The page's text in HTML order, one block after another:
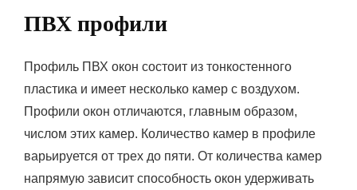
ПВХ профили
Профиль ПВХ окон состоит из тонкостенного
пластика и имеет несколько камер с воздухом.
Профили окон отличаются, главным образом,
числом этих камер. Количество камер в профиле
варьируется от трех до пяти. От количества камер
напрямую зависит способность окон удерживать